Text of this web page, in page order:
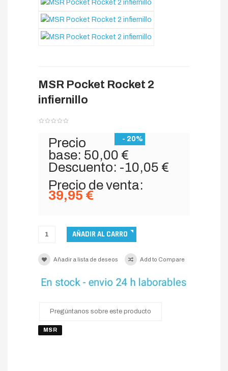
MSR Pocket Rocket 2
infiernillo
- 20%
Precio
base: 50,00 €
Descuento: -10,05 €
Precio de venta:
39,95 €
Añadir a lista de deseos Add to Compare
Pregúntanos sobre este producto
MSR